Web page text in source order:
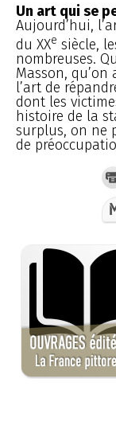
Un art qui se
Aujourd’hui,
du XXe siècle,
nombreuses.
Masson,
l’art de
dont les
histoire de la
surplus, on ne
de